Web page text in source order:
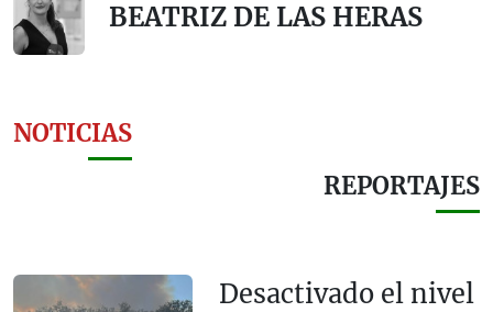
BEATRIZ DE LAS HERAS
NOTICIAS
REPORTAJES
Desactivado el nivel